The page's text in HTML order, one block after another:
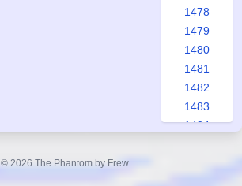
1478
1479
1480
1481
1482
1483
1484
© 2026 The Phantom by Frew